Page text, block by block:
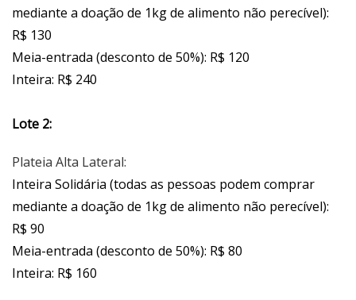
mediante a doação de 1kg de alimento não perecível):
R$ 130
Meia-entrada (desconto de 50%): R$ 120
Inteira: R$ 240
Lote 2:
Plateia Alta Lateral:
Inteira Solidária (todas as pessoas podem comprar
mediante a doação de 1kg de alimento não perecível):
R$ 90
Meia-entrada (desconto de 50%): R$ 80
Inteira: R$ 160